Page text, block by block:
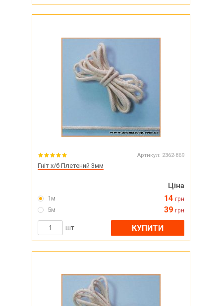
Артикул: 2362-869
Гніт х/б Плетений 3мм
Ціна
1м 14 грн
5м 39 грн
шт КУПИТИ